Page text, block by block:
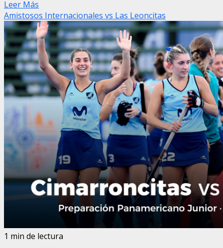
Leer Más
Amistosos Internacionales vs Las Leoncitas
1 min de lectura